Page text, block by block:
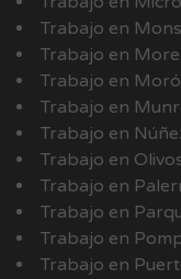
Trabajo en
Trabajo en
Trabajo en
Trabajo en
Trabajo en
Trabajo en
Trabajo en
Trabajo en
Trabajo en
Trabajo en